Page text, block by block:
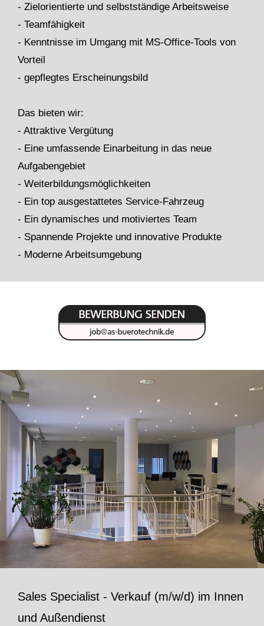
- Zielorientierte und selbstständige Arbeitsweise
- Teamfähigkeit
- Kenntnisse im Umgang mit MS-Office-Tools von
Vorteil
- gepflegtes Erscheinungsbild
Das bieten wir:
- Attraktive Vergütung
- Eine umfassende Einarbeitung in das neue
Aufgabengebiet
- Weiterbildungsmöglichkeiten
- Ein top ausgestattetes Service-Fahrzeug
- Ein dynamisches und motiviertes Team
- Spannende Projekte und innovative Produkte
- Moderne Arbeitsumgebung
Sales Specialist - Verkauf (m/w/d) im Innen
und Außendienst